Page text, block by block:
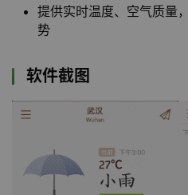
提供实时温度、空气质量
势
软件截图